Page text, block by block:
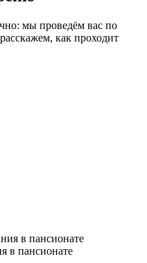
мы проведём вас по
как проходит
в пансионате